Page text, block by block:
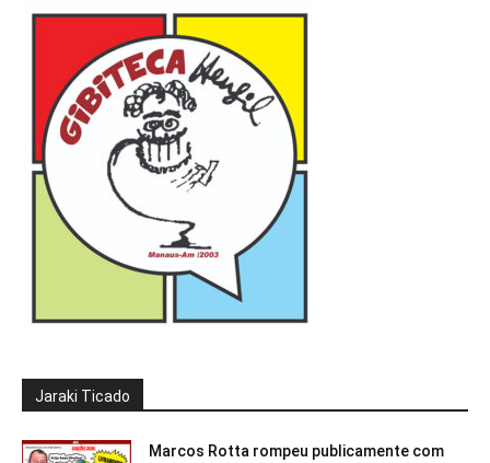
Jaraki Ticado
Marcos Rotta rompeu publicamente com